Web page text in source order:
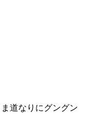
道なりにグングン